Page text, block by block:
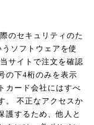
のセキュリティのた
ソフトウェアを使
サイトで注文を確認
の下4桁のみを表示
カード会社にはすべ
。 不正なアクセスか
護するため、他人と